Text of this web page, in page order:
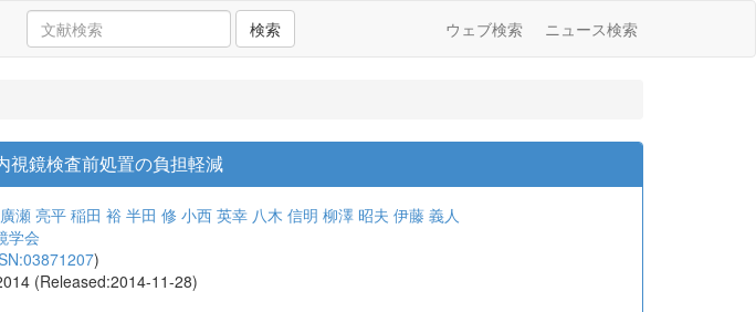
検索 ウェブ検索 ニュース検索
視鏡検査前処置の負担軽減
廣瀬 亮平 稲田 裕 半田 修 小西 英幸 八木 信明 柳澤 昭夫 伊藤 義人
学会
)
(Released:2014-11-28)